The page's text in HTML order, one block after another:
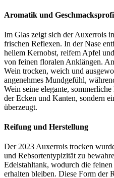
Aromatik und
Im Glas zeigt sich der Auxerrois
frischen Reflexen. In der Nase
hellem Kernobst, reifem Apfel
von feinen floralen Anklängen.
Wein trocken, weich und
angenehmes Mundgefühl,
Wein seine elegante,
der Ecken und Kanten, sondern
überzeugt.
Reifung und Herstellung
Der 2023 Auxerrois trocken
und Rebsortentypizität zu
Edelstahltank, wodurch die
erhalten bleiben. Diese Form der